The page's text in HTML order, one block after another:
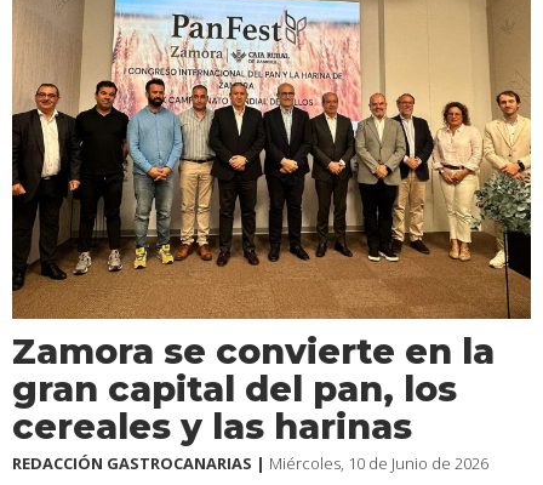
Zamora se convierte en la
gran capital del pan, los
cereales y las harinas
REDACCIÓN GASTROCANARIAS | Miércoles, 10 de Junio de 2026